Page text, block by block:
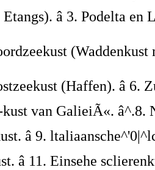
â 3. Podelta en
(Waddenkust
(Haffen). â 6.
van GalieiÃ«. â^.8.
â 9.
â 11. Einsehe